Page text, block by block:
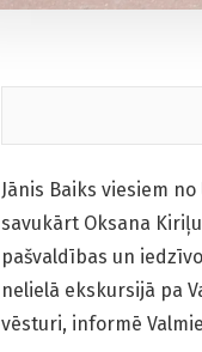
Jānis Baiks viesiem
savukārt Oksana
pašvaldības un
nelielā ekskursijā pa
vēsturi, informē